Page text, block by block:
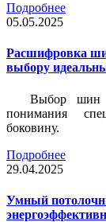
Подробнее
05.05.2025
Расшифровка
выбору
Выбор шин
понимания
боковину.
Подробнее
29.04.2025
Умный